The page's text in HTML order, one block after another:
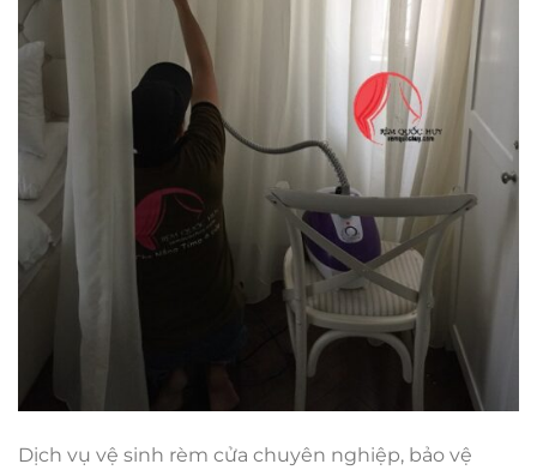
Dịch vụ vệ sinh rèm cửa chuyên nghiệp, bảo vệ